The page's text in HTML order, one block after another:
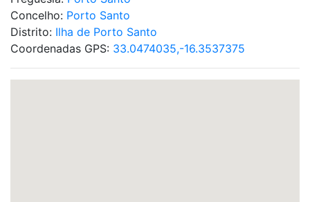
Concelho: Porto Santo
Distrito: Ilha de Porto Santo
Coordenadas GPS: 33.0474035,-16.3537375